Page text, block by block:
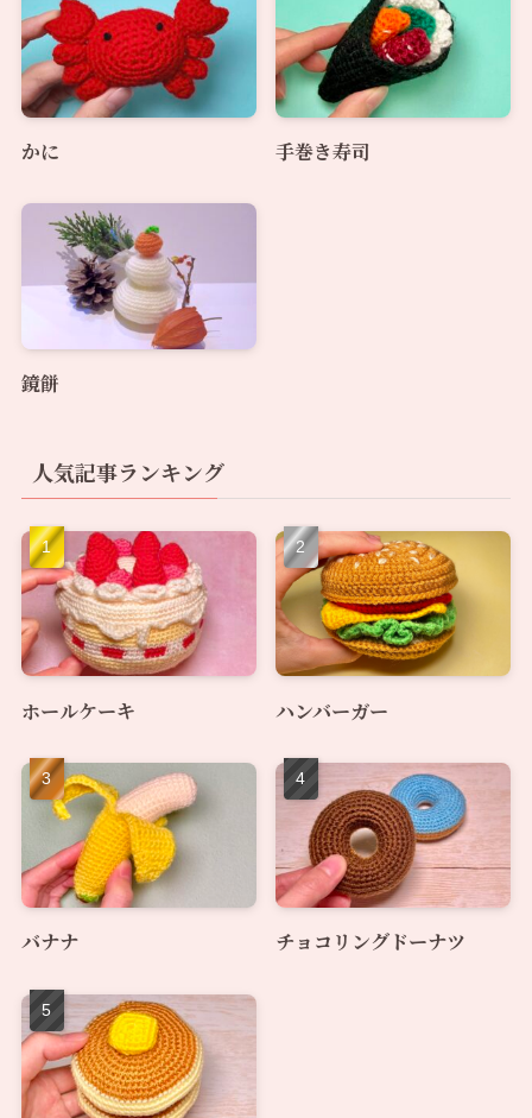
かに 手巻き寿司
鏡餅
人気記事ランキング
ホールケーキ ハンバーガー
バナナ チョコリングドーナツ